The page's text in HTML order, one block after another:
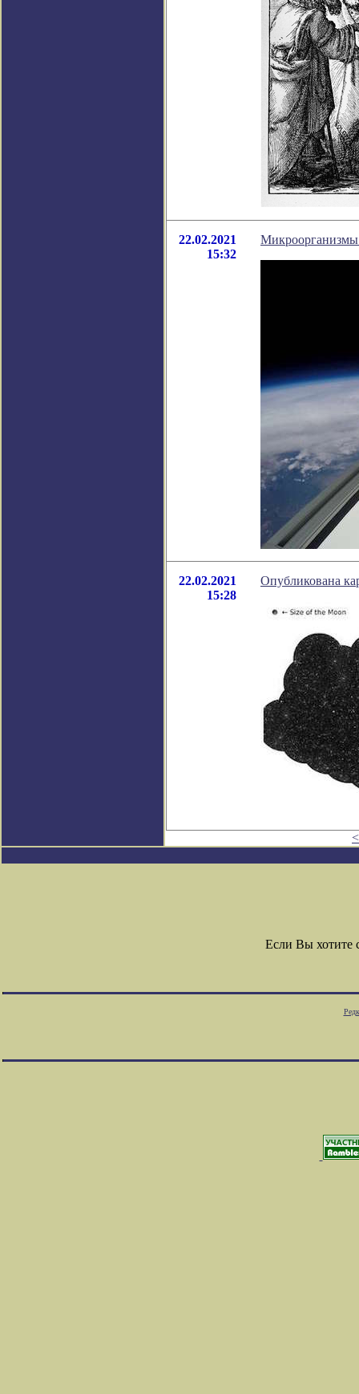
22.02.2021
15:32
Микроорганизмы
22.02.2021
15:28
Опубликована
Если Вы хотите